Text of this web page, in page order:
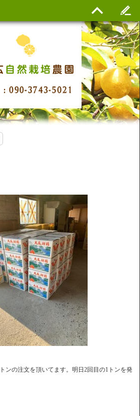
ンの注文を頂いてます。明日2回目の1トンを発